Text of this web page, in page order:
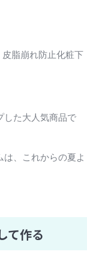
脂崩れ防止化粧下
した大人気商品で
は、これからの夏よ
て作る